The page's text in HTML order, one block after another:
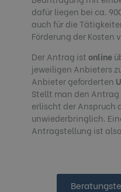
dafür liegen bei ca.
auch für die
Förderung der Kosten
Der Antrag ist online
jeweiligen Anbieters
Anbieter geforderten
Stellt man den Antrag
erlischt der Anspruch
unwiederbringlich.
Antragstellung ist